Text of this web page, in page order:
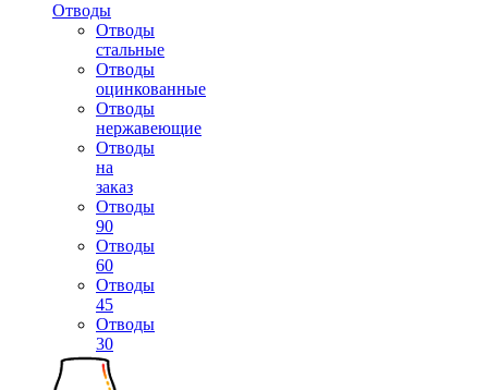
Отводы
Отводы
стальные
Отводы
оцинкованные
Отводы
нержавеющие
Отводы
на
заказ
Отводы
90
Отводы
60
Отводы
45
Отводы
30